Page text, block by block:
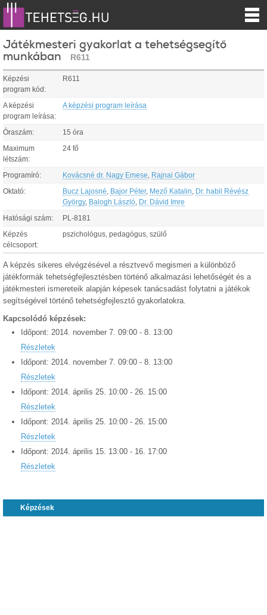
Játékmesteri gyakorlat a tehetségsegítő
munkában
R611
Képzési
program kód:
R611
A képzési
program leírása:
A képzési program leírása
Óraszám: 15 óra
Maximum
létszám:
24 fő
Programíró: Kovácsné dr. Nagy Emese Rajnai Gábor
Oktató: Bucz Lajosné Bajor Péter, Mező Katalin
Dr. habil Révész
György, Balogh László Dr. Dávid Imre
Hatósági szám: PL-8181
Képzés
célcsoport:
pszichológus, pedagógus, szülő
A képzés sikeres elvégzésével a résztvevő megismeri a különböző
játékformák tehetségfejlesztésben történő alkalmazási lehetőségét és a
játékmesteri ismereteik alapján képesek tanácsadást folytatni a játékok
segítségével történő tehetségfejlesztő gyakorlatokra.
Kapcsolódó képzések:
Időpont: 2014. november 7. 09:00 - 8. 13:00
Részletek
Időpont: 2014. november 7. 09:00 - 8. 13:00
Részletek
Időpont: 2014. április 25. 10:00 - 26. 15:00
Részletek
Időpont: 2014. április 25. 10:00 - 26. 15:00
Részletek
Időpont: 2014. április 15. 13:00 - 16. 17:00
Részletek
Képzések